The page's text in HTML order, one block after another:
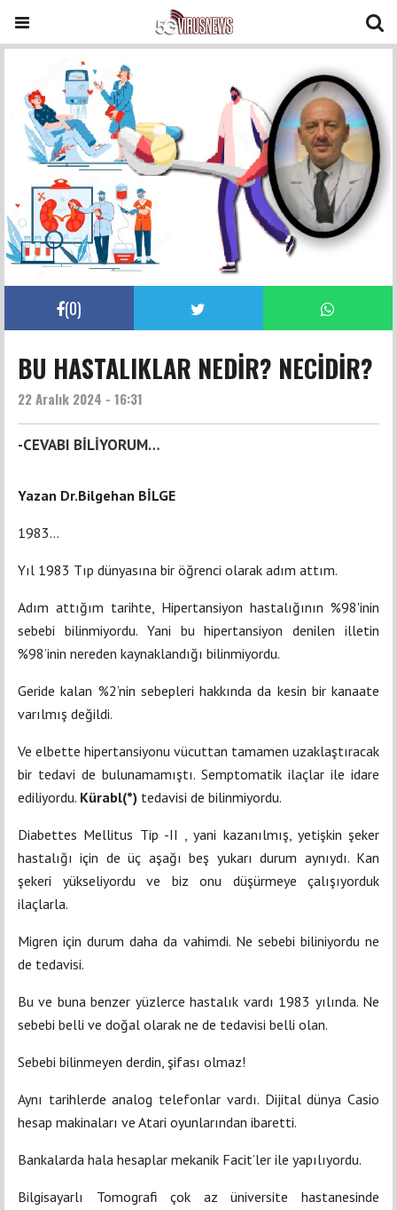
(0)
BU HASTALIKLAR NEDİR? NECİDİR?
22 Aralık 2024 - 16:31
-CEVABI BİLİYORUM…
Yazan Dr.Bilgehan BİLGE
1983...
Yıl 1983 Tıp dünyasına bir öğrenci olarak adım attım.
Adım attığım tarihte, Hipertansiyon hastalığının %98'inin
sebebi bilinmiyordu. Yani bu hipertansiyon denilen illetin
%98’inin nereden kaynaklandığı bilinmiyordu.
Geride kalan %2’nin sebepleri hakkında da kesin bir kanaate
varılmış değildi.
Ve elbette hipertansiyonu vücuttan tamamen uzaklaştıracak
bir tedavi de bulunamamıştı. Semptomatik ilaçlar ile idare
ediliyordu. Kürabl(*) tedavisi de bilinmiyordu.
Diabettes Mellitus Tip -II , yani kazanılmış, yetişkin şeker
hastalığı için de üç aşağı beş yukarı durum aynıydı. Kan
şekeri yükseliyordu ve biz onu düşürmeye çalışıyorduk
ilaçlarla.
Migren için durum daha da vahimdi. Ne sebebi biliniyordu ne
de tedavisi.
Bu ve buna benzer yüzlerce hastalık vardı 1983 yılında. Ne
sebebi belli ve doğal olarak ne de tedavisi belli olan.
Sebebi bilinmeyen derdin, şifası olmaz!
Aynı tarihlerde analog telefonlar vardı. Dijital dünya Casio
hesap makinaları ve Atari oyunlarından ibaretti.
Bankalarda hala hesaplar mekanik Facit’ler ile yapılıyordu.
Bilgisayarlı Tomografi çok az üniversite hastanesinde